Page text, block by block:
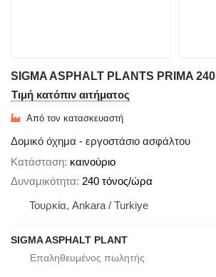
SIGMA ASPHALT PLANTS PRIMA 240
Τιμή κατόπιν αιτήματος
Από τον κατασκευαστή
Δομικό όχημα - εργοστάσιο ασφάλτου
Κατάσταση καινούριο
Δυναμικότητα 240 τόνος/ώρα
Τουρκία, Ankara / Turkiye
SIGMA ASPHALT PLANT